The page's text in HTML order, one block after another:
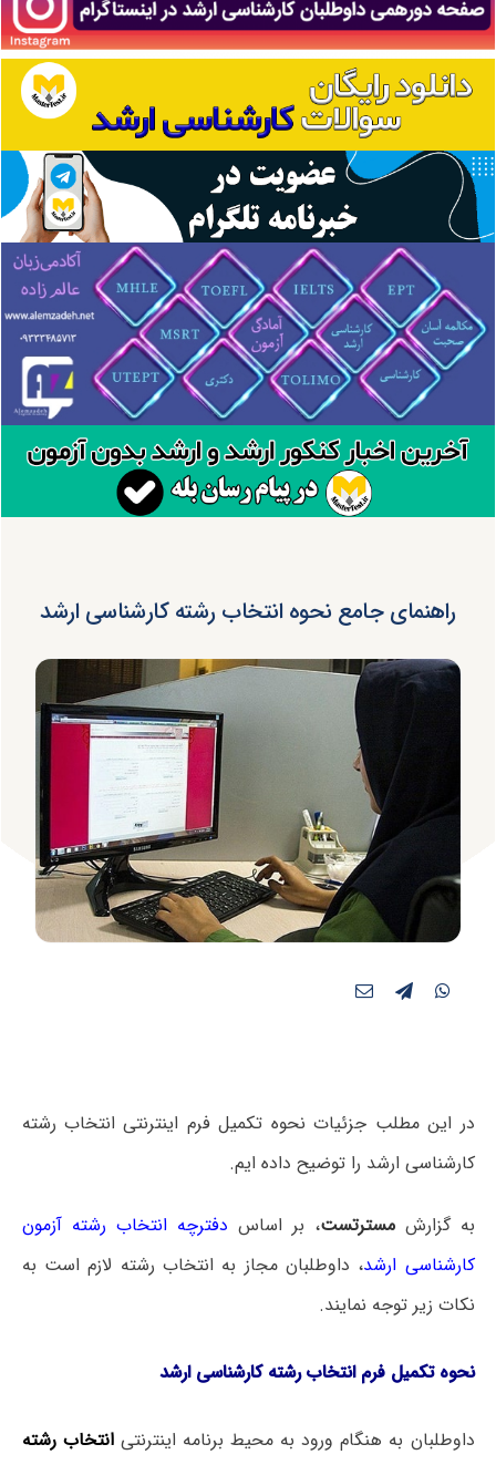
راهنمای جامع نحوه انتخاب رشته کارشناسی ارشد
در این مطلب جزئیات نحوه تکمیل فرم اینترنتی انتخاب رشته
کارشناسی ارشد را توضیح داده ایم.
به گزارشمسترتست، بر اساس دفترچه انتخاب رشته آزمون
کارشناسی ارشد، داوطلبان مجاز به انتخاب رشته لازم است به
نکات زیر توجه نمایند.
نحوه تکمیل فرم انتخاب رشته کارشناسی ارشد
داوطلبان به هنگام ورود به محیط برنامه اینترنتی انتخاب رشته